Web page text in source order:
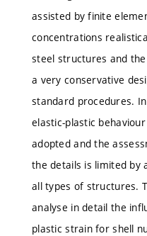
assisted by finite
concentrations
steel structures and
a very conservative
standard procedures.
elastic-plastic
adopted and the
the details is limited by
all types of structures.
analyse in detail the
plastic strain for shell